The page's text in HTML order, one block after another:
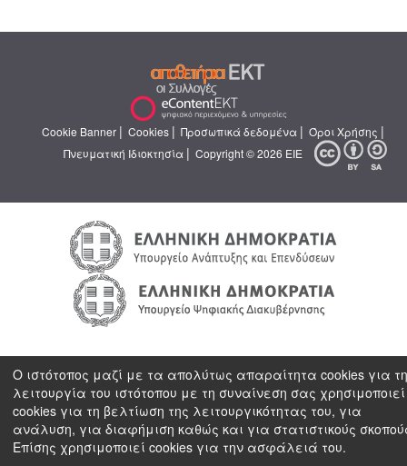
Cookie Banner | Cookies | Προσωπικά δεδομένα | Όροι Χρήσης |
Πνευματική Ιδιοκτησία | Copyright © 2026 ΕΙΕ
Ο ιστότοπος μαζί με τα απολύτως απαραίτητα cookies για
λειτουργία του ιστότοπου με τη συναίνεση σας χρησιμοποιεί
cookies για τη βελτίωση της λειτουργικότητας του, για
ανάλυση, για διαφήμιση καθώς και για στατιστικούς
Επίσης χρησιμοποιεί cookies για την ασφάλειά του.